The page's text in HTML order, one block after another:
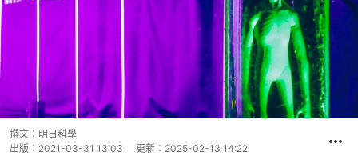
撰文： 明日科學
出版： 2021-03-31 13:03 更新： 2025-02-13 14:22